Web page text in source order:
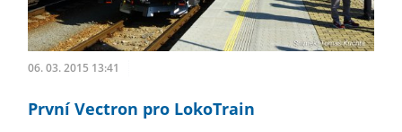
06. 03. 2015 13:41
První Vectron pro LokoTrain